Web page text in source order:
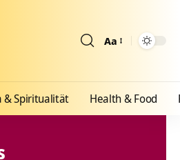
Aa
& Spiritualität Health & Food
und Ayurveda